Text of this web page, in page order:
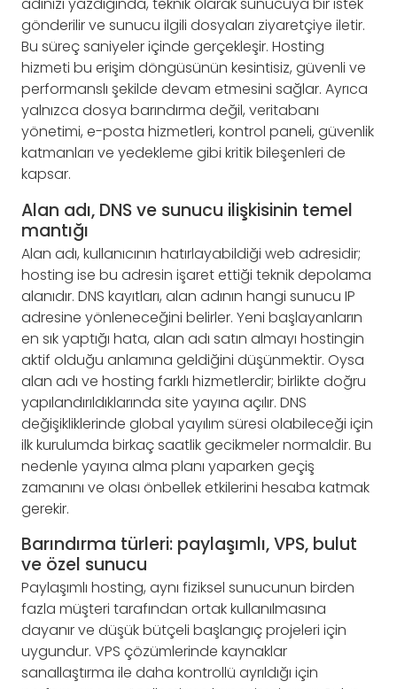
adınızı yazdığında, teknik olarak sunucuya bir istek
gönderilir ve sunucu ilgili dosyaları ziyaretçiye iletir.
Bu süreç saniyeler içinde gerçekleşir. Hosting
hizmeti bu erişim döngüsünün kesintisiz, güvenli ve
performanslı şekilde devam etmesini sağlar. Ayrıca
yalnızca dosya barındırma değil, veritabanı
yönetimi, e-posta hizmetleri, kontrol paneli, güvenlik
katmanları ve yedekleme gibi kritik bileşenleri de
kapsar.
Alan adı, DNS ve sunucu ilişkisinin temel
mantığı
Alan adı, kullanıcının hatırlayabildiği web adresidir;
hosting ise bu adresin işaret ettiği teknik depolama
alanıdır. DNS kayıtları, alan adının hangi sunucu IP
adresine yönleneceğini belirler. Yeni başlayanların
en sık yaptığı hata, alan adı satın almayı hostingin
aktif olduğu anlamına geldiğini düşünmektir. Oysa
alan adı ve hosting farklı hizmetlerdir; birlikte doğru
yapılandırıldıklarında site yayına açılır. DNS
değişikliklerinde global yayılım süresi olabileceği için
ilk kurulumda birkaç saatlik gecikmeler normaldir. Bu
nedenle yayına alma planı yaparken geçiş
zamanını ve olası önbellek etkilerini hesaba katmak
gerekir.
Barındırma türleri: paylaşımlı, VPS, bulut
ve özel sunucu
Paylaşımlı hosting, aynı fiziksel sunucunun birden
fazla müşteri tarafından ortak kullanılmasına
dayanır ve düşük bütçeli başlangıç projeleri için
uygundur. VPS çözümlerinde kaynaklar
sanallaştırma ile daha kontrollü ayrıldığı için